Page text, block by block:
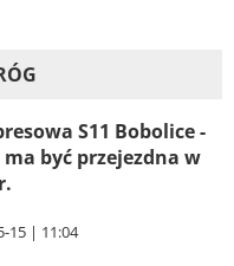
S11 Bobolice -
ma być przejezdna w
15 | 11:04